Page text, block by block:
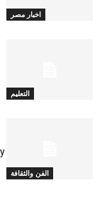
اخبار مصر
التعليم
الفن والثقافة